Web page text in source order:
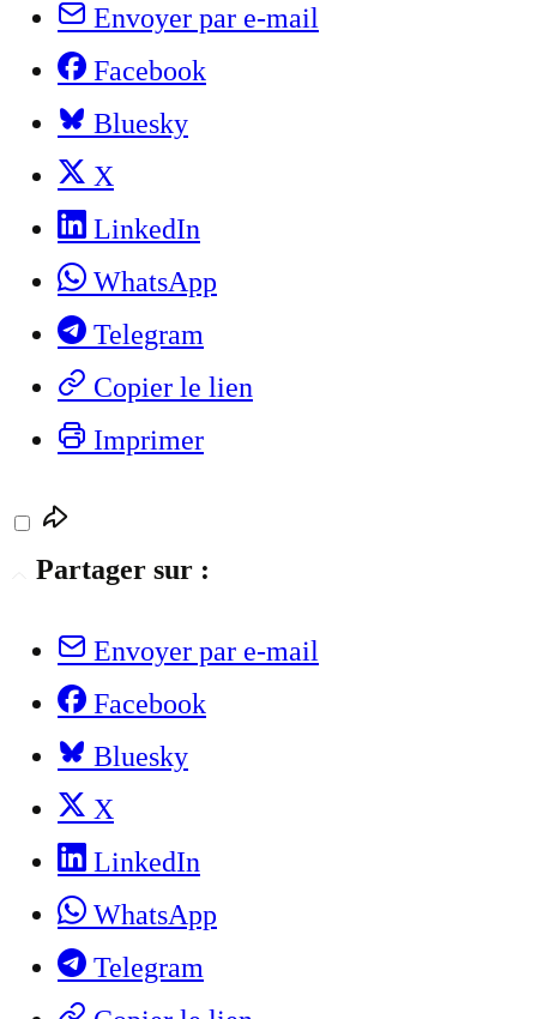
Envoyer par e-mail
Facebook
Bluesky
X
LinkedIn
WhatsApp
Telegram
Copier le lien
Imprimer
Partager sur :
Envoyer par e-mail
Facebook
Bluesky
X
LinkedIn
WhatsApp
Telegram